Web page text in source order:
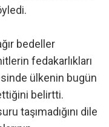
bedeller
fedakarlıkları
ülkenin bugün
belirtti.
taşımadığını dile